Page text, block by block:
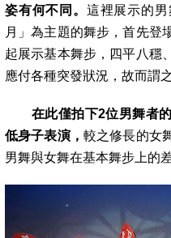
姿有何不同。 這裡展示的男
月」為主題的舞步，首先登
起展示基本舞步，四平八穩
應付各種突發狀況，故而謂
在此僅拍下2位男舞者
低身子表演， 較之修長的女
男舞與女舞在基本舞步上的